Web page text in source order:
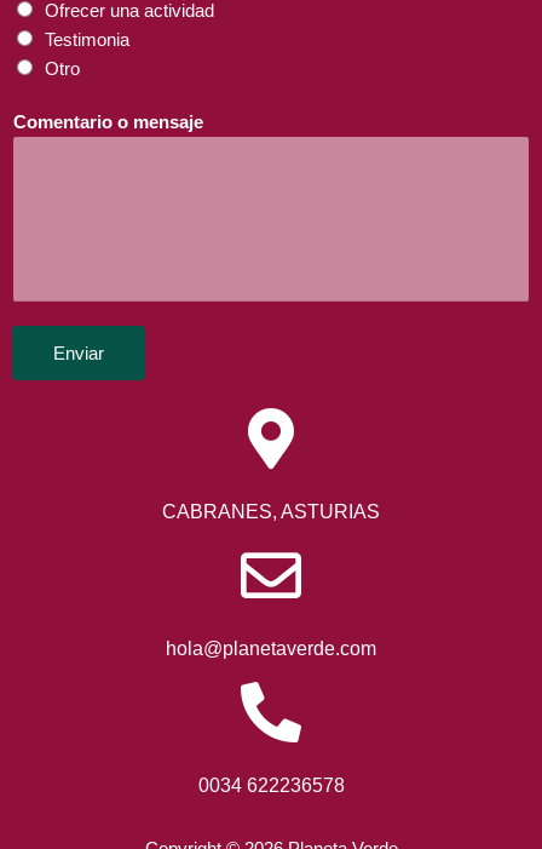
Ofrecer una actividad
Testimonia
Otro
Comentario o mensaje
Enviar
CABRANES, ASTURIAS
hola@planetaverde.com
0034 622236578